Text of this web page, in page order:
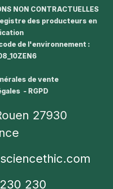
NON CONTRACTUELLES
des producteurs en
de l'environnement :
de vente
- RGPD
27930
230